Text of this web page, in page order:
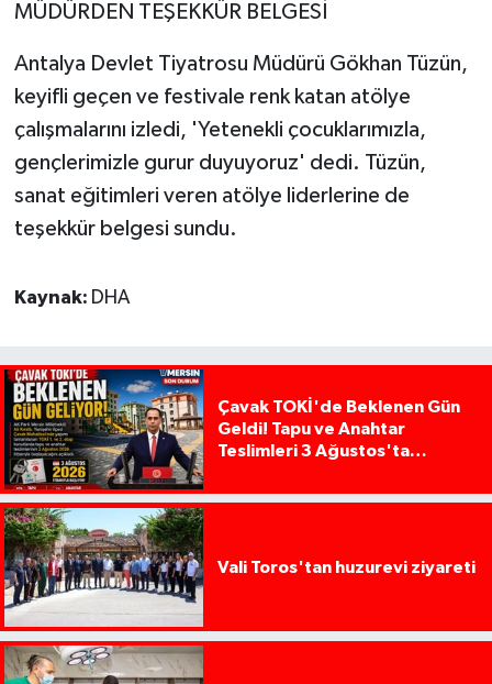
MÜDÜRDEN TEŞEKKÜR BELGESİ
Antalya Devlet Tiyatrosu Müdürü Gökhan Tüzün,
keyifli geçen ve festivale renk katan atölye
çalışmalarını izledi, 'Yetenekli çocuklarımızla,
gençlerimizle gurur duyuyoruz' dedi. Tüzün,
sanat eğitimleri veren atölye liderlerine de
teşekkür belgesi sundu.
Kaynak: DHA
Çavak TOKİ'de Beklenen Gün
Geldi! Tapu ve Anahtar
Teslimleri 3 Ağustos'ta
Vali Toros'tan huzurevi ziyareti